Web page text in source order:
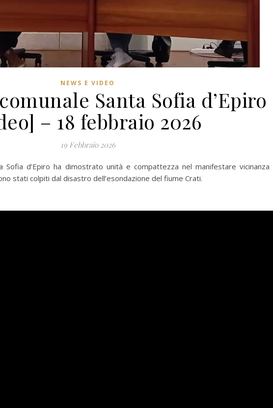
NEWS E VIDEO
Santa Sofia d’Epiro
– 18 febbraio 2026
19 Febbraio 2026
Sofia d’Epiro ha dimostrato unità e compattezza nel manifestare vicinanza
stati colpiti dal disastro dell’esondazione del fiume Crati.